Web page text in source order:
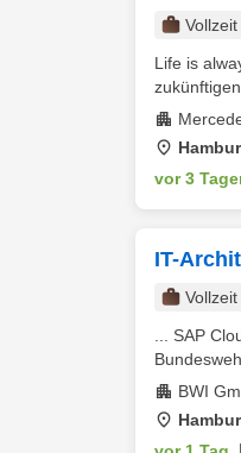
Vollzeit
Life is
vor 3
IT-
Vollzeit
... SAP
BWI